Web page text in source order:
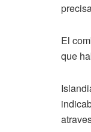
El
que